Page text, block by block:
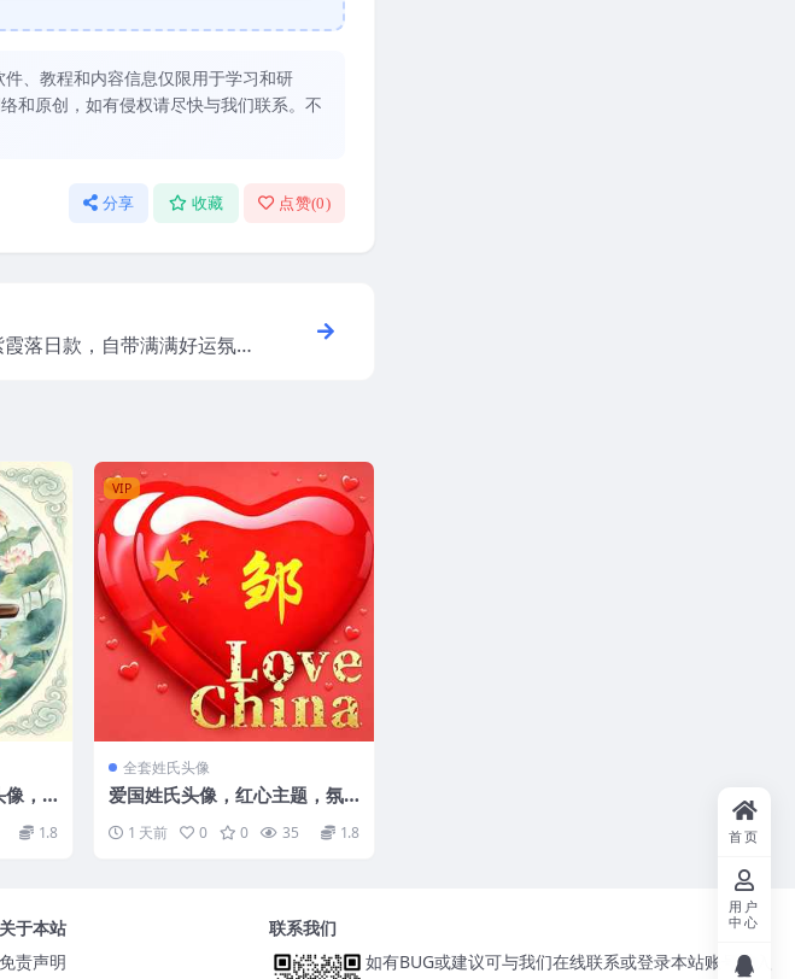
、教程和内容信息仅限用于学习和研
和原创，如有侵权请尽快与我们联系。不
分享 收藏 点赞(0)
落日款，自带满满好运氛围
，
1.8
VIP
全套姓氏头像
爱国姓氏头像，红心主题，氛
1 天前 0 0 35 1.8
关于本站
免责声明
联系我们
如有BUG或建议可与我们在线联系或登录本站账号进入
首页
用户
中心